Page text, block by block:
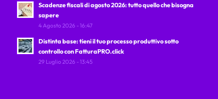
Scadenze fiscali di agosto 2026: tutto quello che bisogna
sapere
4 Agosto 2026 - 16:47
Distinta base: tieni il tuo processo produttivo sotto
controllo con FatturaPRO.click
29 Luglio 2026 - 13:45